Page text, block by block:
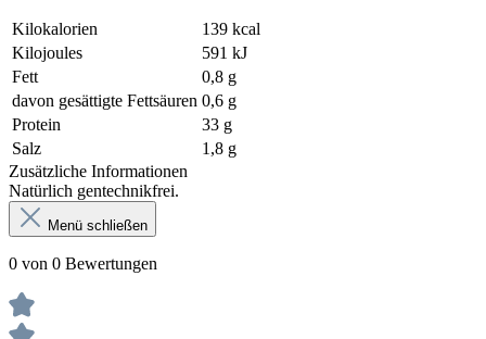
Kilokalorien
139 kcal
Kilojoules
591 kJ
Fett
0,8 g
davon gesättigte Fettsäuren 0,6 g
Protein
33 g
Salz
1,8 g
Zusätzliche Informationen
Natürlich gentechnikfrei.
Menü schließen
0 von 0 Bewertungen